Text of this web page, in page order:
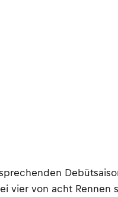
vier von acht Rennen